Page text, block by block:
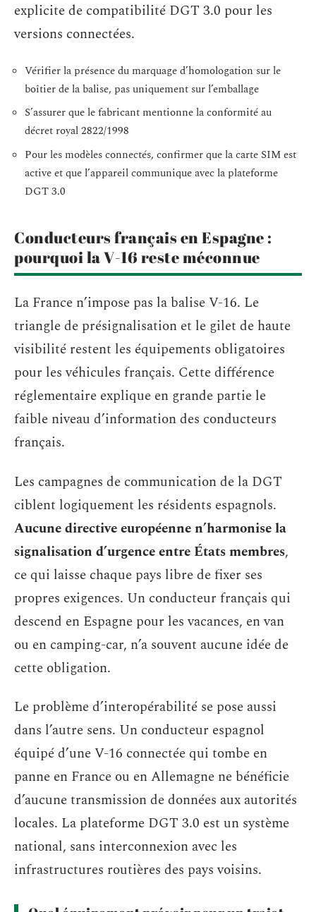
explicite de compatibilité DGT 3.0 pour les
versions connectées.
Vérifier la présence du marquage d’homologation sur le
boîtier de la balise, pas uniquement sur l’emballage
S’assurer que le fabricant mentionne la conformité au
décret royal 2822/1998
Pour les modèles connectés, confirmer que la carte SIM est
active et que l’appareil communique avec la plateforme
DGT 3.0
Conducteurs français en Espagne :
pourquoi la V-16 reste méconnue
La France n’impose pas la balise V-16. Le
triangle de présignalisation et le gilet de haute
visibilité restent les équipements obligatoires
pour les véhicules français. Cette différence
réglementaire explique en grande partie le
faible niveau d’information des conducteurs
français.
Les campagnes de communication de la DGT
ciblent logiquement les résidents espagnols.
Aucune directive européenne n’harmonise la
signalisation d’urgence entre États membres,
ce qui laisse chaque pays libre de fixer ses
propres exigences. Un conducteur français qui
descend en Espagne pour les vacances, en van
ou en camping-car, n’a souvent aucune idée de
cette obligation.
Le problème d’interopérabilité se pose aussi
dans l’autre sens. Un conducteur espagnol
équipé d’une V-16 connectée qui tombe en
panne en France ou en Allemagne ne bénéficie
d’aucune transmission de données aux autorités
locales. La plateforme DGT 3.0 est un système
national, sans interconnexion avec les
infrastructures routières des pays voisins.